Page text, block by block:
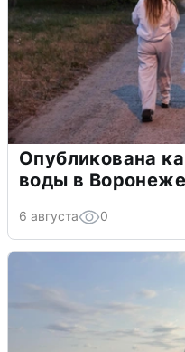
Опубликована
воды в Воронеже
6 августа 0